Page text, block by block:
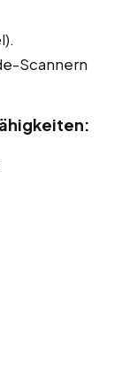
Scannern